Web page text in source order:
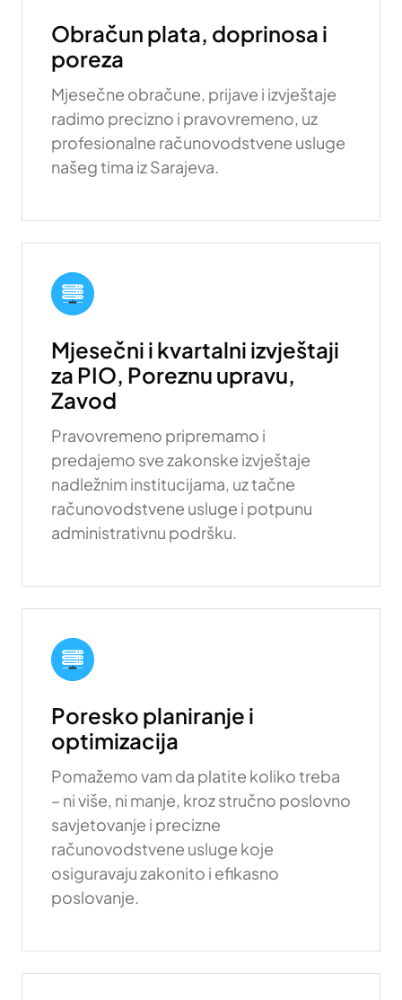
Obračun plata, doprinosa i
poreza
Mjesečne obračune, prijave i izvještaje
radimo precizno i pravovremeno, uz
profesionalne računovodstvene usluge
našeg tima iz Sarajeva.
Mjesečni i kvartalni izvještaji
za PIO, Poreznu upravu,
Zavod
Pravovremeno pripremamo i
predajemo sve zakonske izvještaje
nadležnim institucijama, uz tačne
računovodstvene usluge i potpunu
administrativnu podršku.
Poresko planiranje i
optimizacija
Pomažemo vam da platite koliko treba
– ni više, ni manje, kroz stručno poslovno
savjetovanje i precizne
računovodstvene usluge koje
osiguravaju zakonito i efikasno
poslovanje.